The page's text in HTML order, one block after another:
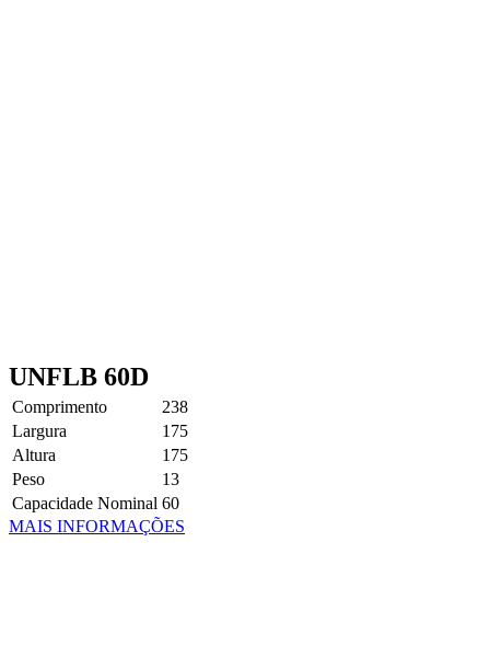
UNFLB 60D
Comprimento
238
Largura
175
Altura
175
Peso
13
Capacidade Nominal 60
MAIS INFORMAÇÕES